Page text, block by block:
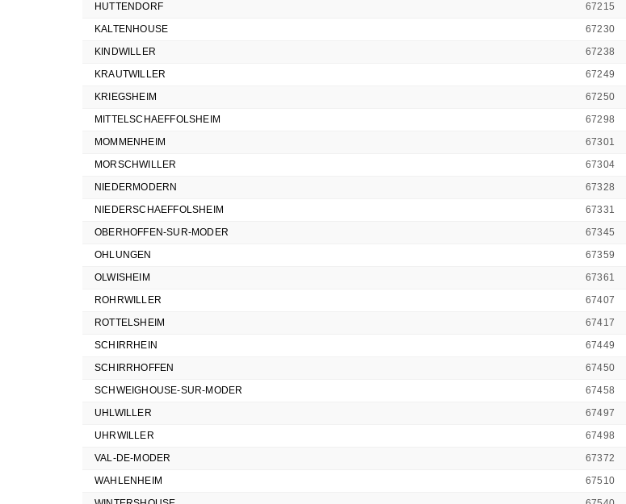
HUTTENDORF
67215
KALTENHOUSE
67230
KINDWILLER
67238
KRAUTWILLER
67249
KRIEGSHEIM
67250
MITTELSCHAEFFOLSHEIM
67298
MOMMENHEIM
67301
MORSCHWILLER
67304
NIEDERMODERN
67328
NIEDERSCHAEFFOLSHEIM
67331
OBERHOFFEN-SUR-MODER
67345
OHLUNGEN
67359
OLWISHEIM
67361
ROHRWILLER
67407
ROTTELSHEIM
67417
SCHIRRHEIN
67449
SCHIRRHOFFEN
67450
SCHWEIGHOUSE-SUR-MODER
67458
UHLWILLER
67497
UHRWILLER
67498
VAL-DE-MODER
67372
WAHLENHEIM
67510